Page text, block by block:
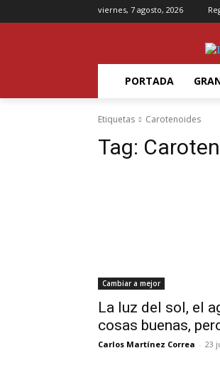
viernes, 7 agosto, 2026
PORTADA
Etiquetas Carotenoides
Tag:
Cambiar a mejor
La luz del sol, el
cosas buenas,
Carlos Martínez Correa - 23